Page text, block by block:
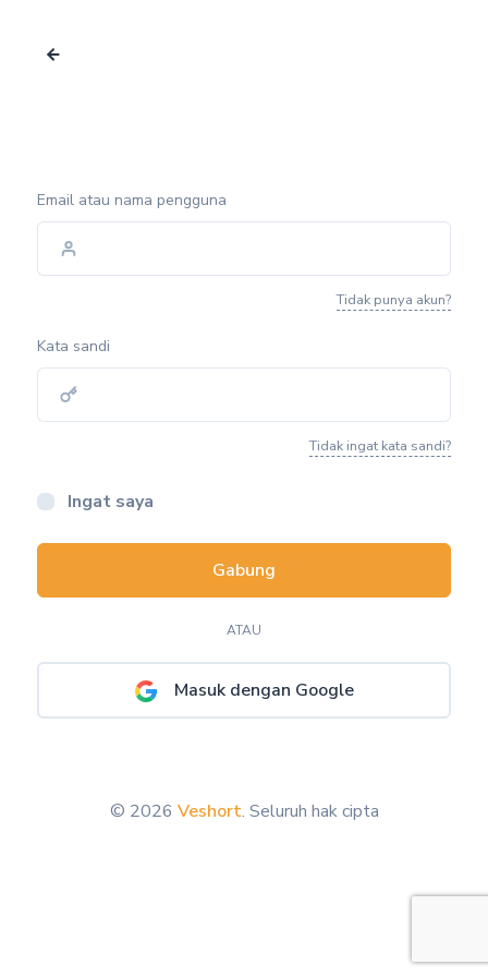
Email atau nama pengguna
Tidak punya akun?
Kata sandi
Tidak ingat kata sandi?
Ingat saya
Gabung
ATAU
Masuk dengan Google
© 2026 Veshort. Seluruh hak cipta